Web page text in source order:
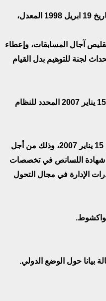
– مشروع مرسوم يقضي بإلغاء واستبدال بعض ترتيبات المرسوم رقم 98-022 الصادر بتاريخ 19 ابريل 1998 المعدل،
آجال المسابقات، وإعطاء
لجنة للتوهيم بدل القيام
– مشروع مرسوم يقضي بإلغاء واستبدال بعض ترتيبات المرسوم رقم 2007-023 بتاريخ 15 يناير 2007 المحدد للنظام
يقترح مشروع المرسوم مراجعة المواد 19 و20 و21 من المرسوم رقم 2007-023 بتاريخ 15 يناير 2007، وذلك من أجل
شهادة اللسانص في تخصصات
الإدارة في مجال التحول
بيانا حول الوضع الدولي.